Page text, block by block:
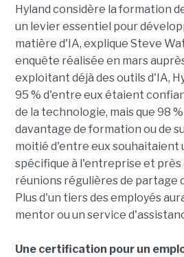
Hyland considère la formation
un levier essentiel pour
matière d'IA, explique Steve
enquête réalisée en mars
exploitant déjà des outils d'IA,
95 % d'entre eux étaient
de la technologie, mais que 98
davantage de formation ou de
moitié d'entre eux souhaitaient
spécifique à l'entreprise et près
réunions régulières de partage
Plus d'un tiers des employés
mentor ou un service
Une certification pour un